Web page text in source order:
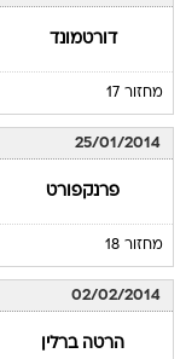
דורטמונד
מחזור 17
25/01/2014
פרנקפורט
מחזור 18
02/02/2014
הרטה ברלין